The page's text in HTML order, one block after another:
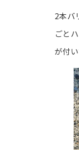
2本バ
ごと
が付